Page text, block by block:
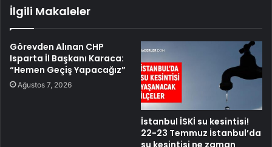
İlgili Makaleler
Görevden Alınan CHP
Isparta İl Başkanı Karaca:
“Hemen Geçiş Yapacağız”
Ağustos 7, 2026
İstanbul İSKİ su kesintisi!
22-23 Temmuz İstanbul’da
su kesintisi ne zaman